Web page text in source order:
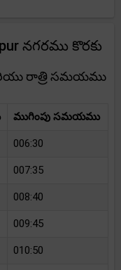
నగరము కొరకు
రాత్రి సమయము
ముగింపు సమయము
006:30
007:35
008:40
009:45
010:50